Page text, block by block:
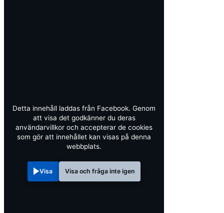
Detta innehåll laddas från Facebook. Genom
att visa det godkänner du deras
användarvillkor och accepterar de cookies
som gör att innehållet kan visas på denna
webbplats.
Visa Visa och fråga inte igen